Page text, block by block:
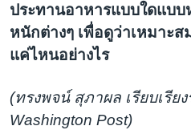
ประทานอาหารแบบใดแบ
หนักต่างๆ เพื่อดูว่าเหมาะ
แค่ไหนอย่างไร
(ทรงพจน์ สุภาผล เรียบเรีย
Washington Post)